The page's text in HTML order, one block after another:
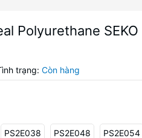
Polyurethane SEKO
trạng: Còn hàng
PS2E038 PS2E048 PS2E054